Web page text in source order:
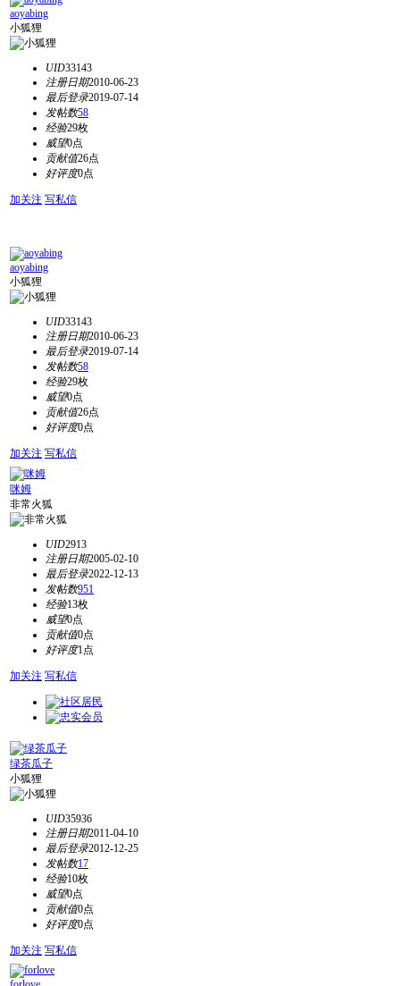
aoyabing
小狐狸
UID33143
注册日期2010-06-23
最后登录2019-07-14
发帖数58
经验29枚
威望0点
贡献值26点
好评度0点
加关注 写私信
aoyabing
小狐狸
UID33143
注册日期2010-06-23
最后登录2019-07-14
发帖数58
经验29枚
威望0点
贡献值26点
好评度0点
加关注 写私信
咪姆
非常火狐
UID2913
注册日期2005-02-10
最后登录2022-12-13
发帖数951
经验13枚
威望0点
贡献值0点
好评度1点
加关注 写私信
绿茶瓜子
小狐狸
UID35936
注册日期2011-04-10
最后登录2012-12-25
发帖数17
经验10枚
威望0点
贡献值0点
好评度0点
加关注 写私信